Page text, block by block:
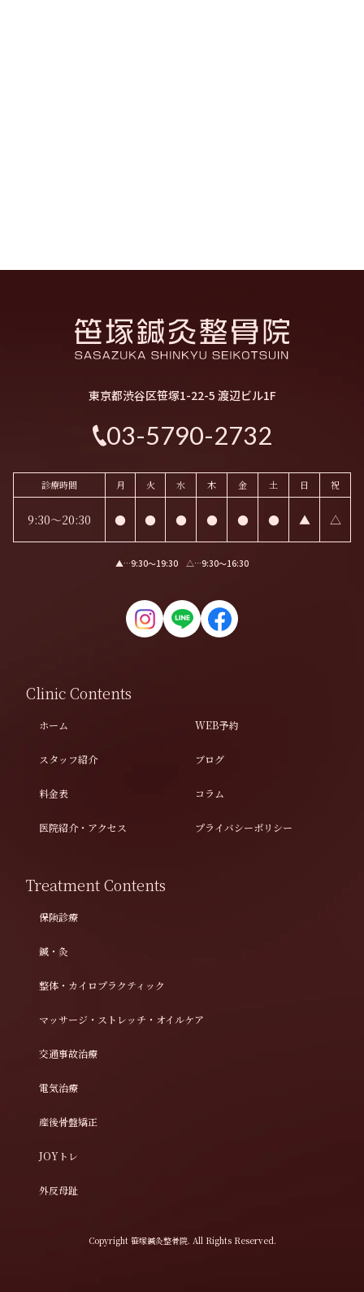
東京都渋谷区笹塚1-22-5 渡辺ビル1F
03-5790-2732
診療時間 月 火 水 木 金 土 日 祝
9:30～20:30 ● ● ● ● ● ● ▲ △
▲…9:30〜19:30 △…9:30〜16:30
Clinic Contents
ホーム
スタッフ紹介
料金表
医院紹介・アクセス
WEB予約
ブログ
コラム
プライバシーポリシー
Treatment Contents
保険診療
鍼・灸
整体・カイロプラクティック
マッサージ・ストレッチ・オイルケア
交通事故治療
電気治療
産後骨盤矯正
JOYトレ
外反母趾
Copyright 笹塚鍼灸整骨院. All Rights Reserved.